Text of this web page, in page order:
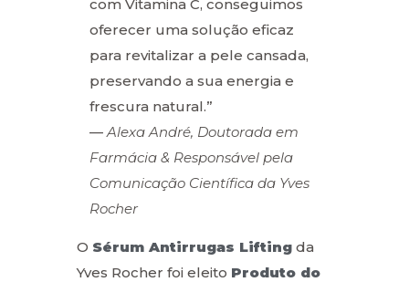
com Vitamina C, conseguimos
oferecer uma solução eficaz
para revitalizar a pele cansada,
preservando a sua energia e
frescura natural.”
—Alexa André, Doutorada em
Farmácia & Responsável pela
Comunicação Científica da Yves
Rocher
O Sérum Antirrugas Lifting da
Yves Rocher foi eleito Produto do